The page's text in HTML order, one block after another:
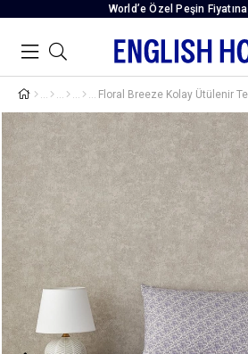
World’e Özel Peşin Fiyatına